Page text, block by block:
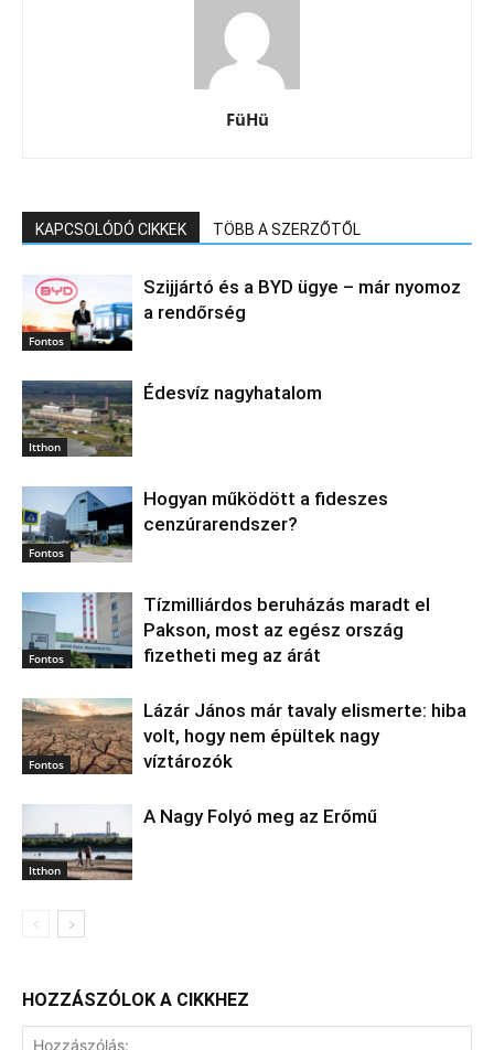
FüHü
KAPCSOLÓDÓ CIKKEK TÖBB A SZERZŐTŐL
Fontos
Szijjártó és a BYD ügye – már nyomoz
a rendőrség
Itthon
Édesvíz nagyhatalom
Fontos
Hogyan működött a fideszes
cenzúrarendszer?
Fontos
Tízmilliárdos beruházás maradt el
Pakson, most az egész ország
fizetheti meg az árát
Fontos
Lázár János már tavaly elismerte: hiba
volt, hogy nem épültek nagy
víztározók
Itthon
A Nagy Folyó meg az Erőmű
HOZZÁSZÓLOK A CIKKHEZ